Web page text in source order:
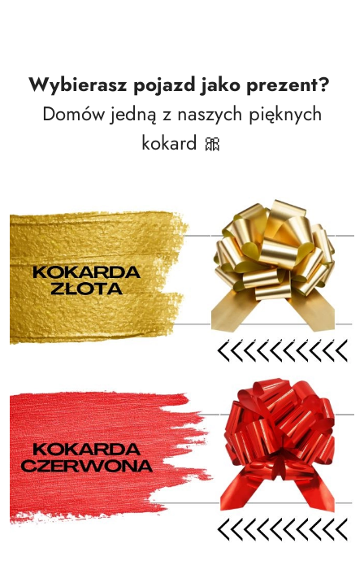
Wybierasz pojazd jako prezent?
Domów jedną z naszych pięknych
kokard 🎀